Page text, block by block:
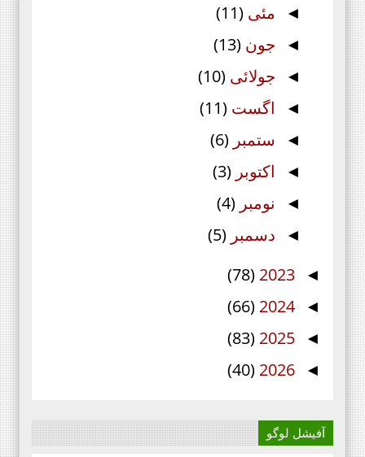
◄ مئی (11)
◄ جون (13)
◄ جولائی (10)
◄ اگست (11)
◄ ستمبر (6)
◄ اکتوبر (3)
◄ نومبر (4)
◄ دسمبر (5)
◄
2023
(78)
◄
2024
(66)
◄
2025
(83)
◄
2026
(40)
آفیشل لوگو